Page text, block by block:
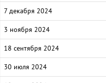
7 декабря 2024
3 ноября 2024
18 сентября 2024
30 июля 2024